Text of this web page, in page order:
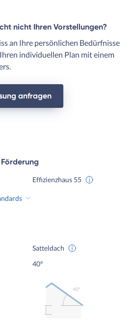
nicht Ihren Vorstellungen?
an Ihre persönlichen Bedürfnisse
individuellen Plan mit einem
anfragen
Effizienzhaus 55
Satteldach
40°
40º